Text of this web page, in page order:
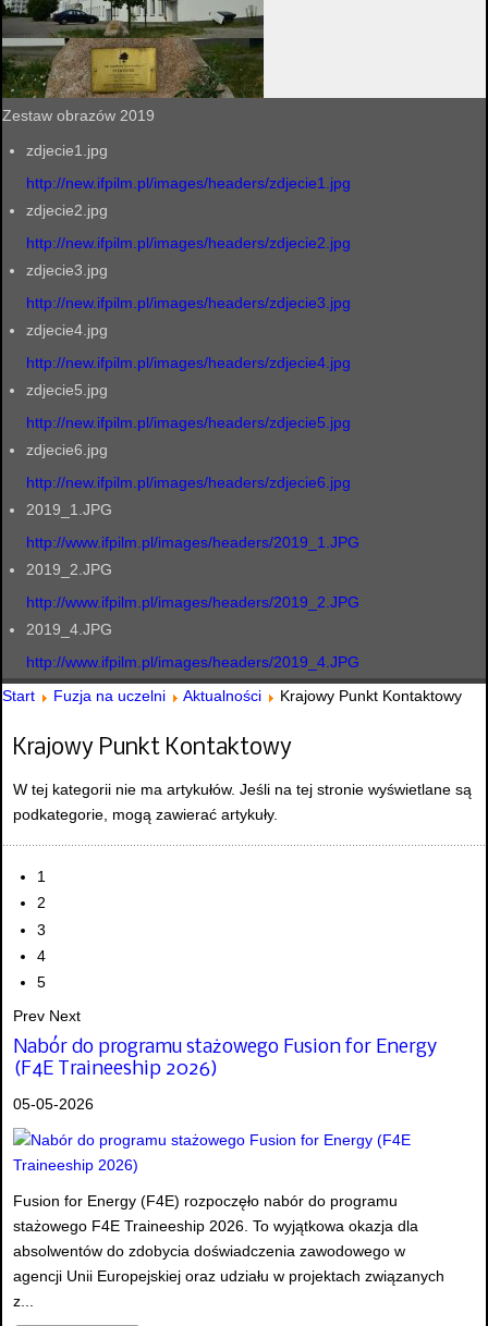
Zestaw obrazów 2019
zdjecie1.jpg
http://new.ifpilm.pl/images/headers/zdjecie1.jpg
zdjecie2.jpg
http://new.ifpilm.pl/images/headers/zdjecie2.jpg
zdjecie3.jpg
http://new.ifpilm.pl/images/headers/zdjecie3.jpg
zdjecie4.jpg
http://new.ifpilm.pl/images/headers/zdjecie4.jpg
zdjecie5.jpg
http://new.ifpilm.pl/images/headers/zdjecie5.jpg
zdjecie6.jpg
http://new.ifpilm.pl/images/headers/zdjecie6.jpg
2019_1.JPG
http://www.ifpilm.pl/images/headers/2019_1.JPG
2019_2.JPG
http://www.ifpilm.pl/images/headers/2019_2.JPG
2019_4.JPG
http://www.ifpilm.pl/images/headers/2019_4.JPG
Start
Fuzja na uczelni Aktualności Krajowy Punkt Kontaktowy
Krajowy Punkt Kontaktowy
W tej kategorii nie ma artykułów. Jeśli na tej stronie wyświetlane są
podkategorie, mogą zawierać artykuły.
1
2
3
4
5
Prev Next
Nabór do programu stażowego Fusion for Energy
(F4E Traineeship 2026)
05-05-2026
Fusion for Energy (F4E) rozpoczęło nabór do programu
stażowego F4E Traineeship 2026. To wyjątkowa okazja dla
absolwentów do zdobycia doświadczenia zawodowego w
agencji Unii Europejskiej oraz udziału w projektach związanych
z...